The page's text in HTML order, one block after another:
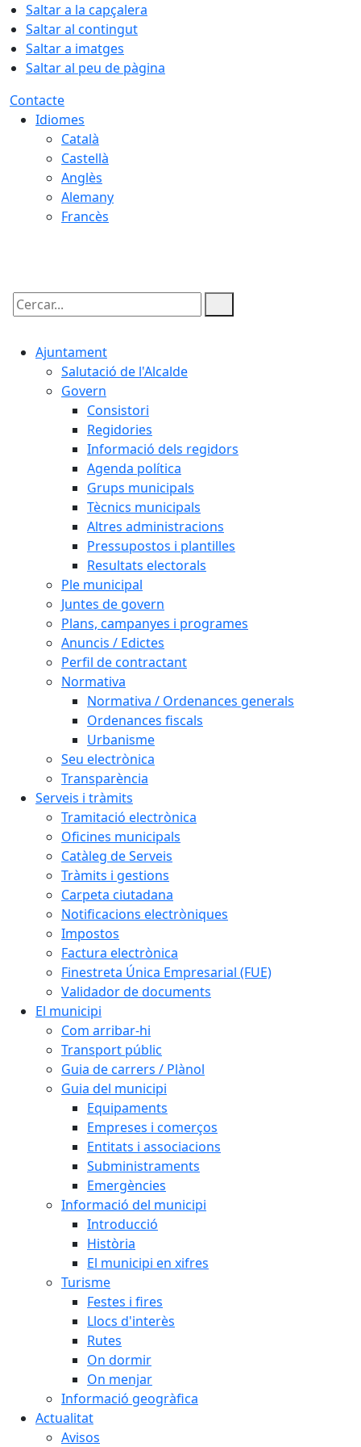
Saltar a la capçalera
Saltar al contingut
Saltar a imatges
Saltar al peu de pàgina
Contacte
Idiomes
Català
Castellà
Anglès
Alemany
Francès
Cercar:
Ajuntament
Salutació de l'Alcalde
Govern
Consistori
Regidories
Informació dels regidors
Agenda política
Grups municipals
Tècnics municipals
Altres administracions
Pressupostos i plantilles
Resultats electorals
Ple municipal
Juntes de govern
Plans, campanyes i programes
Anuncis / Edictes
Perfil de contractant
Normativa
Normativa / Ordenances generals
Ordenances fiscals
Urbanisme
Seu electrònica
Transparència
Serveis i tràmits
Tramitació electrònica
Oficines municipals
Catàleg de Serveis
Tràmits i gestions
Carpeta ciutadana
Notificacions electròniques
Impostos
Factura electrònica
Finestreta Única Empresarial (FUE)
Validador de documents
El municipi
Com arribar-hi
Transport públic
Guia de carrers / Plànol
Guia del municipi
Equipaments
Empreses i comerços
Entitats i associacions
Subministraments
Emergències
Informació del municipi
Introducció
Història
El municipi en xifres
Turisme
Festes i fires
Llocs d'interès
Rutes
On dormir
On menjar
Informació geogràfica
Actualitat
Avisos